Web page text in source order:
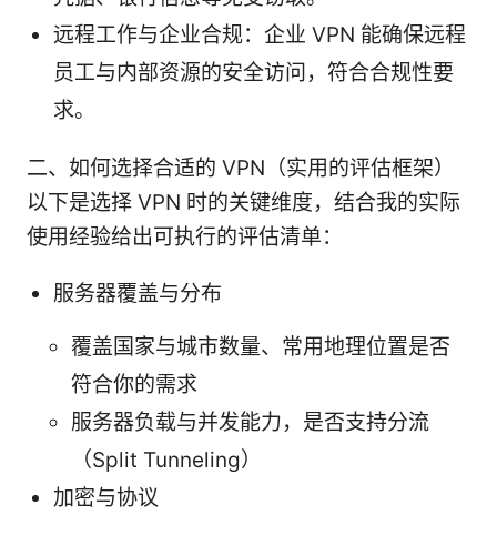
远程工作与企业合规：企业 VPN 能确保远程
员工与内部资源的安全访问，符合合规性要
求。
二、如何选择合适的 VPN（实用的评估框架）
以下是选择 VPN 时的关键维度，结合我的实际
使用经验给出可执行的评估清单：
服务器覆盖与分布
覆盖国家与城市数量、常用地理位置是否
符合你的需求
服务器负载与并发能力，是否支持分流
（Split Tunneling）
加密与协议